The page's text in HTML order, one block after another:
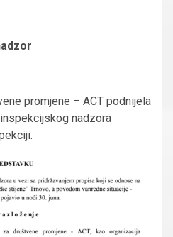
promjene – ACT podnijela
nadzora